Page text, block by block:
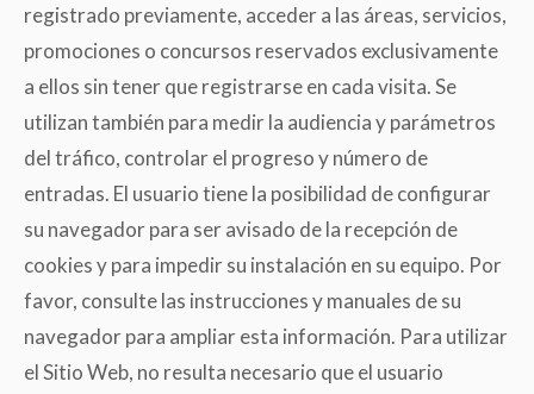
registrado previamente, acceder a las áreas, servicios,
promociones o concursos reservados exclusivamente
a ellos sin tener que registrarse en cada visita. Se
utilizan también para medir la audiencia y parámetros
del tráfico, controlar el progreso y número de
entradas. El usuario tiene la posibilidad de configurar
su navegador para ser avisado de la recepción de
cookies y para impedir su instalación en su equipo. Por
favor, consulte las instrucciones y manuales de su
navegador para ampliar esta información. Para utilizar
el Sitio Web, no resulta necesario que el usuario